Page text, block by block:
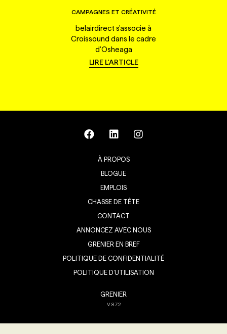
CAMPAGNES ET CRÉATIVITÉ
belairdirect s'associe à
Croissound dans le cadre
d'Osheaga
LIRE L'ARTICLE
À PROPOS
BLOGUE
EMPLOIS
CHASSE DE TÊTE
CONTACT
ANNONCEZ AVEC NOUS
GRENIER EN BREF
POLITIQUE DE CONFIDENTIALITÉ
POLITIQUE D’UTILISATION
GRENIER
V8.7.2